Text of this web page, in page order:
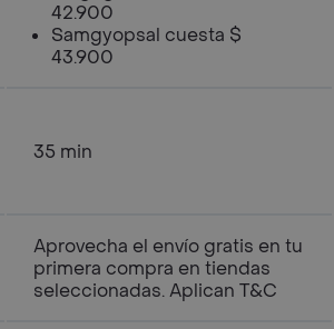
42.900
Samgyopsal cuesta $
43.900
35 min
Aprovecha el envío gratis en tu
primera compra en tiendas
seleccionadas. Aplican T&C